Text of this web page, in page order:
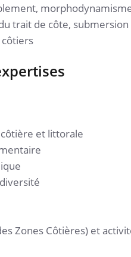
trait de côte,
côtiers
et littorale
Zones Côtières) et